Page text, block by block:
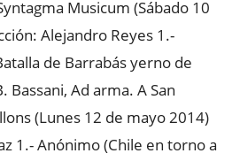
Musicum (Sábado 10
Alejandro Reyes 1.-
de Barrabás yerno de
Bassani, Ad arma. A San
(Lunes 12 de mayo 2014)
1.- Anónimo (Chile en torno a